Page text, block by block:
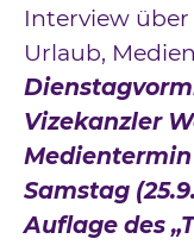
Interview über
Urlaub,
Vizekanzler
Samstag
Auflage des